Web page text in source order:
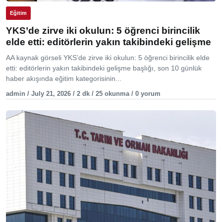
Eğitim
YKS’de zirve iki okulun: 5 öğrenci birincilik
elde etti: editörlerin yakın takibindeki gelişme
AA kaynak görseli YKS’de zirve iki okulun: 5 öğrenci birincilik elde
etti: editörlerin yakın takibindeki gelişme başlığı, son 10 günlük
haber akışında eğitim kategorisinin...
admin / July 21, 2026 / 2 dk / 25 okunma / 0 yorum